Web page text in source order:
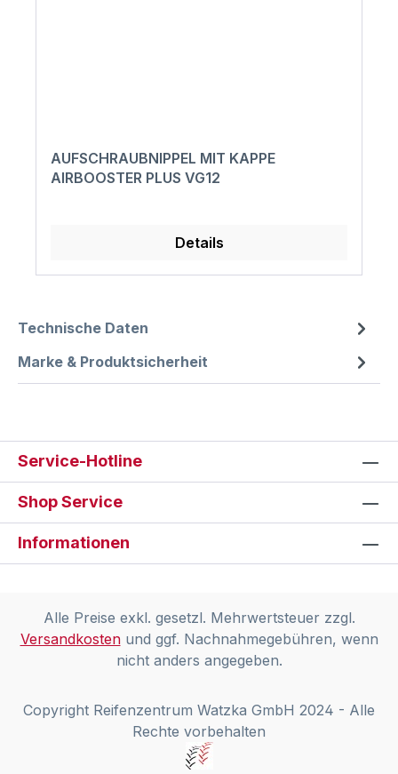
AUFSCHRAUBNIPPEL MIT KAPPE
AIRBOOSTER PLUS VG12
Details
Technische Daten
Marke & Produktsicherheit
Service-Hotline
Shop Service
Informationen
Alle Preise exkl. gesetzl. Mehrwertsteuer zzgl.
Versandkostenund ggf. Nachnahmegebühren, wenn
nicht anders angegeben.
Copyright Reifenzentrum Watzka GmbH 2024 - Alle
Rechte vorbehalten